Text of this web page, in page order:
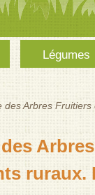
Légumes
des Arbres
ruraux.